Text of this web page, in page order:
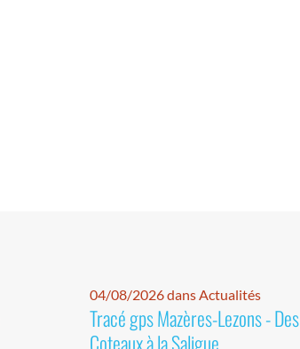
04/08/2026 dans Actualités
Tracé gps Mazères-Lezons - Des
Coteaux à la Saligue